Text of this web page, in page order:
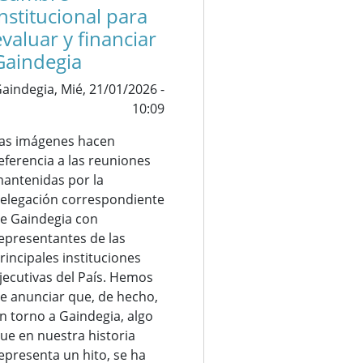
para
y financiar
Mié, 21/01/2026 -
10:09
imágenes hacen
a las reuniones
por la
correspondiente
Gaindegia con
de las
instituciones
del País. Hemos
anunciar que, de hecho,
torno a Gaindegia, algo
en nuestra historia
un hito, se ha